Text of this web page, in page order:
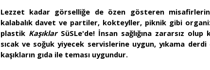
Lezzet kadar görselliğe de özen gösteren
kalabalık davet ve partiler, kokteyller, piknik gibi
plastik KaşıklarSüSLe'de! İnsan sağlığına zararsız
sıcak ve soğuk yiyecek servislerine uygun, yıkama
kaşıkların gıda ile teması uygundur.